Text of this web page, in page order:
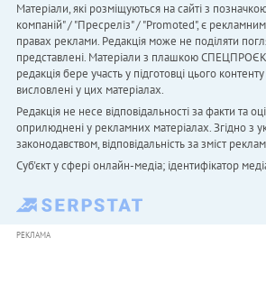
Матеріали, які розміщуються на сайті з
компаній" / "Пресреліз" / "Promoted", є
правах реклами. Редакція може не поділяти
представлені. Матеріали з плашкою
редакція бере участь у підготовці цього
висловлені у цих матеріалах.
Редакція не несе відповідальності за факти та
оприлюднені у рекламних матеріалах. Згідно з
законодавством, відповідальність за зміст
Cуб'єкт у сфері онлайн-медіа; ідентифікатор
РЕКЛАМА